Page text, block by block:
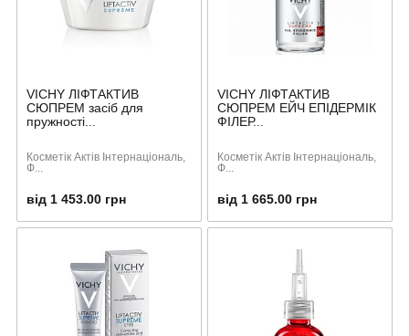
VICHY ЛІФТАКТИВ
СЮПРЕМ засіб для
пружності...
Косметік Актів Інтернаціональ,
Ф...
від 1 453.00 грн
VICHY ЛІФТАКТИВ
СЮПРЕМ ЕЙЧ ЕПІДЕРМІК
ФІЛЕР...
Косметік Актів Інтернаціональ,
Ф...
від 1 665.00 грн